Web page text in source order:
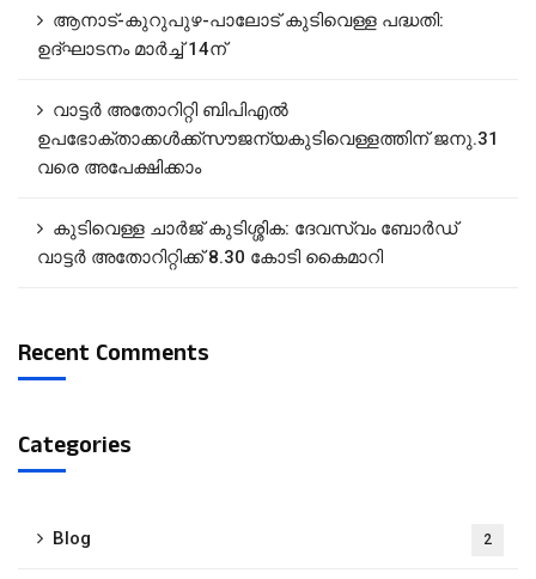
ആനാട്‌-കുറുപുഴ-പാലോട്‌ കുടിവെള്ള പദ്ധതി:
ഉദ്ഘാടനം മാർച്ച് 14ന്
വാട്ടർ അതോറിറ്റി ബിപിഎൽ
ഉപഭോക്താക്കൾക്ക്സൗജന്യകുടിവെള്ളത്തിന് ജനു.31
വരെ അപേക്ഷിക്കാം
കുടിവെള്ള ചാർജ് കുടിശ്ശിക: ദേവസ്വം ബോർഡ്
വാട്ടർ അതോറിറ്റിക്ക് 8.30 കോടി കൈമാറി
Recent Comments
Categories
Blog 2